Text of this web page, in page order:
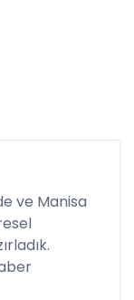
ve Manisa